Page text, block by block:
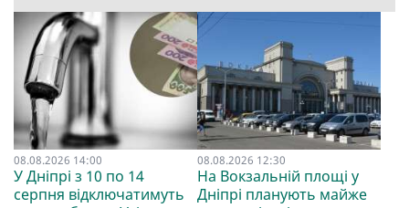
08.08.2026 14:00
У Дніпрі з 10 по 14
серпня відключатимуть
08.08.2026 12:30
На Вокзальній площі у
Дніпрі планують майже